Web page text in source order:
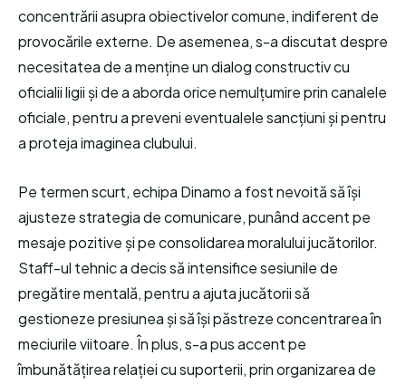
concentrării asupra obiectivelor comune, indiferent de
provocările externe. De asemenea, s-a discutat despre
necesitatea de a menține un dialog constructiv cu
oficialii ligii și de a aborda orice nemulțumire prin canalele
oficiale, pentru a preveni eventualele sancțiuni și pentru
a proteja imaginea clubului.
Pe termen scurt, echipa Dinamo a fost nevoită să își
ajusteze strategia de comunicare, punând accent pe
mesaje pozitive și pe consolidarea moralului jucătorilor.
Staff-ul tehnic a decis să intensifice sesiunile de
pregătire mentală, pentru a ajuta jucătorii să
gestioneze presiunea și să își păstreze concentrarea în
meciurile viitoare. În plus, s-a pus accent pe
îmbunătățirea relației cu suporterii, prin organizarea de